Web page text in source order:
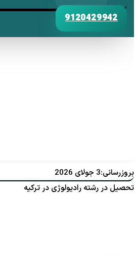
9120429942
بروزرسانی:3 جولای 2026
تحصیل در رشته رادیولوژی در ترکیه